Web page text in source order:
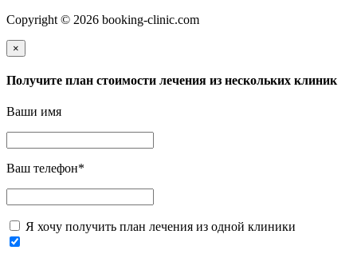
Copyright © 2026 booking-clinic.com
×
Получите план стоимости лечения из нескольких клиник
Ваши имя
Ваш телефон*
Я хочу получить план лечения из одной клиники